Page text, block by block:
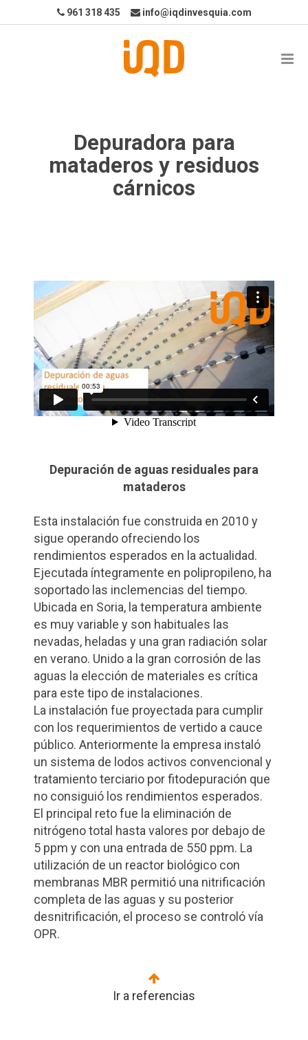
961 318 435 info@iqdinvesquia.com
Depuradora para
mataderos y residuos
cárnicos
Depuración de aguas residuales para
mataderos
Esta instalación fue construida en 2010 y
sigue operando ofreciendo los
rendimientos esperados en la actualidad.
Ejecutada íntegramente en polipropileno, ha
soportado las inclemencias del tiempo.
Ubicada en Soria, la temperatura ambiente
es muy variable y son habituales las
nevadas, heladas y una gran radiación solar
en verano. Unido a la gran corrosión de las
aguas la elección de materiales es crítica
para este tipo de instalaciones.
La instalación fue proyectada para cumplir
con los requerimientos de vertido a cauce
público. Anteriormente la empresa instaló
un sistema de lodos activos convencional y
tratamiento terciario por fitodepuración que
no consiguió los rendimientos esperados.
El principal reto fue la eliminación de
nitrógeno total hasta valores por debajo de
5 ppm y con una entrada de 550 ppm. La
utilización de un reactor biológico con
membranas MBR permitió una nitrificación
completa de las aguas y su posterior
desnitrificación, el proceso se controló vía
OPR.
Ir a referencias